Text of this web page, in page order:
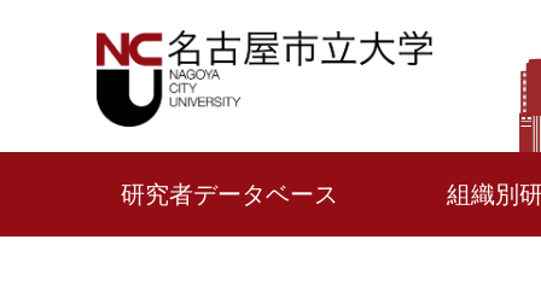
研究者データベース 組織別